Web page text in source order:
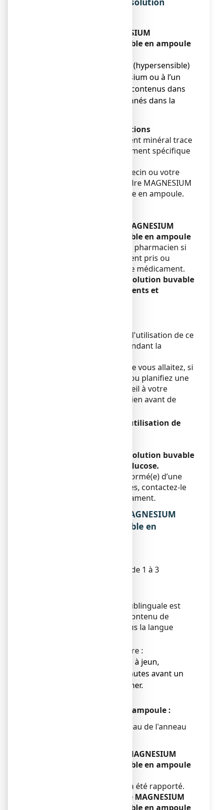
Ne prenez jamais MAGNESIUM
OLIGOSOL, solution buvable en ampoule
● Si vous êtes allergique (hypersensible)
au gluconate de magnésium ou à l’un
des autres composants contenus dans
ce médicament, mentionnés dans la
Avertissements et précautions
Le traitement par cet élément minéral trace
ne dispense pas d’un traitement spécifique
Adressez-vous à votre médecin ou votre
pharmacien avant de prendre MAGNESIUM
OLIGOSOL, solution buvable en ampoule.
Autres médicaments et MAGNESIUM
OLIGOSOL, solution buvable en ampoule
Informez votre médecin ou pharmacien si
vous prenez, avez récemment pris ou
pourriez prendre tout autre médicament.
MAGNESIUM OLIGOSOL, solution buvable
en ampoule avec des aliments et
Par mesure de précaution, l'utilisation de ce
médicament est à éviter pendant la
Si vous êtes enceinte ou que vous allaitez, si
vous pensez être enceinte ou planifiez une
grossesse, demandez conseil à votre
médecin ou votre pharmacien avant de
Conduite de véhicules et utilisation de
MAGNESIUM OLIGOSOL, solution buvable
en ampoule contient du glucose.
Si votre médecin vous a informé(e) d’une
intolérance à certains sucres, contactez-le
avant de prendre ce médicament.
3. COMMENT PRENDRE MAGNESIUM
OLIGOSOL, solution buvable en
La dose recommandée est de 1 à 3
L'administration par voie sublinguale est
recommandée : garder le contenu de
l’ampoule 1 à 2 minutes sous la langue
Les ampoules sont à prendre :
● de préférence le matin à jeun,
● éventuellement 15 minutes avant un
repas ou le soir au coucher.
Instructions pour ouvrir l'ampoule :
Casser les 2 pointes au niveau de l'anneau
Si vous avez pris plus de MAGNESIUM
OLIGOSOL, solution buvable en ampoule
Aucun cas de surdosage n’a été rapporté.
Si vous oubliez de prendre MAGNESIUM
OLIGOSOL, solution buvable en ampoule